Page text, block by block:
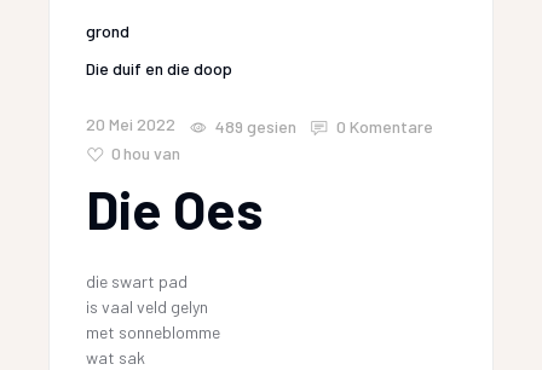
grond
Die duif en die doop
20 Mei 2022 489 gesien
0 Komentare
0 hou van
Die Oes
die swart pad
is vaal veld gelyn
met sonneblomme
wat sak